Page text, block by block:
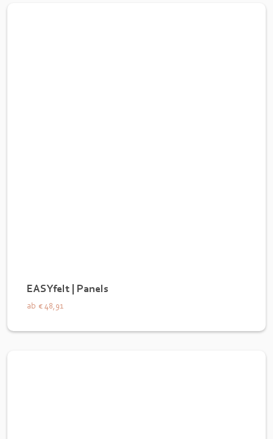
EASYfelt | Panels
ab € 48,91